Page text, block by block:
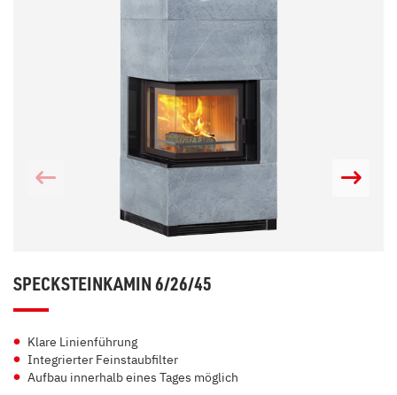
SPECKSTEINKAMIN 6/26/45
Klare Linienführung
Integrierter Feinstaubfilter
Aufbau innerhalb eines Tages möglich